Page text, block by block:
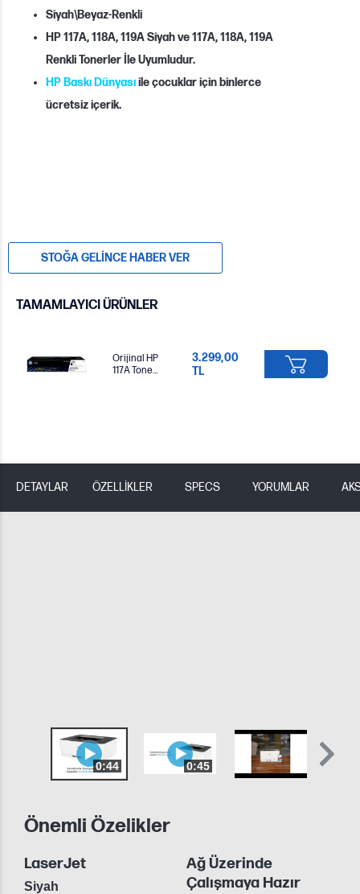
Siyah\Beyaz-Renkli
HP 117A, 118A, 119A Siyah ve117A, 118A, 119A
RenkliTonerler İle Uyumludur.
HP Baskı Dünyasıile çocuklar için binlerce
ücretsiz içerik.
STOĞA GELINCE HABER VER
TAMAMLAYICI ÜRÜNLER
Orijinal HP
117A Toner
3.299,00
TL
DETAYLAR ÖZELLİKLER SPECS YORUMLAR
0:44 0:45
Önemli Özelikler
LaserJet
Siyah
Ağ Üzerinde
Çalışmaya Hazır